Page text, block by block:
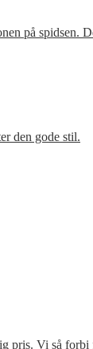
på
den gode stil.
Vi så